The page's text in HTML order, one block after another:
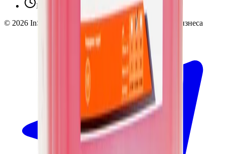
Ежедневно 10:00 — 19:00
© 2026 InSafe.ru — Товары и технологии для автобизнеса